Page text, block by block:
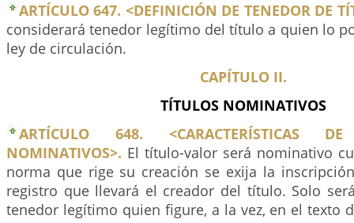
ARTÍCULO 647. <DEFINICIÓN DE TENEDOR DE
considerará tenedor legítimo del título a quien lo
ley de circulación.
CAPÍTULO II.
TÍTULOS NOMINATIVOS
ARTÍCULO 648. <CARACTERÍSTICAS
NOMINATIVOS>. El título-valor será nominativo
norma que rige su creación se exija la
registro que llevará el creador del título. Solo
tenedor legítimo quien figure, a la vez, en el texto